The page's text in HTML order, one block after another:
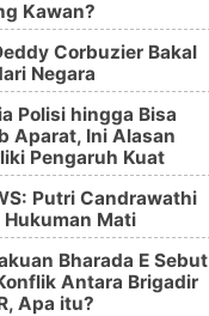
Kawan?
Corbuzier Bakal
Negara
Polisi hingga Bisa
Aparat, Ini Alasan
Pengaruh Kuat
Putri Candrawathi
Hukuman Mati
Bharada E Sebut
Antara Brigadir
Apa itu?